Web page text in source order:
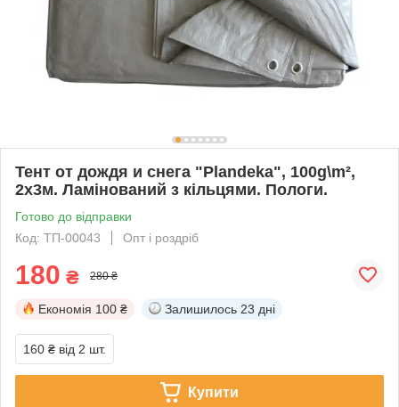
Тент от дождя и снега "Plandeka", 100g\m²,
2х3м. Ламінований з кільцями. Пологи.
Готово до відправки
Код: ТП-00043
Опт і роздріб
180 ₴ 280 ₴
Економія 100 ₴ Залишилось 23 дні
160 ₴ від 2 шт.
Купити